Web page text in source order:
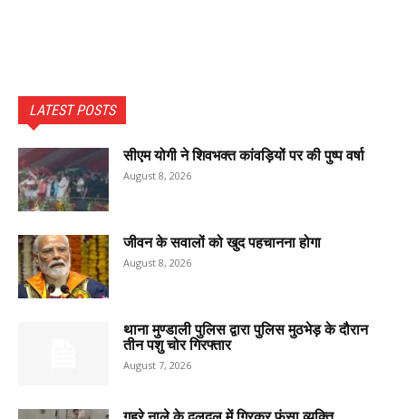
LATEST POSTS
सीएम योगी ने शिवभक्त कांवड़ियों पर की पुष्प वर्षा
August 8, 2026
जीवन के सवालों को खुद पहचानना होगा
August 8, 2026
थाना मुण्डाली पुलिस द्वारा पुलिस मुठभेड़ के दौरान
तीन पशु चोर गिरफ्तार
August 7, 2026